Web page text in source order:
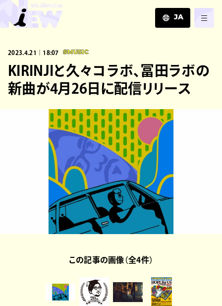
JA
ZH
2023.4.21｜18:07 #MUSIC
KIRINJIと久々コラボ、冨田ラボの
新曲が4月26日に配信リリース
この記事の画像（全4件）